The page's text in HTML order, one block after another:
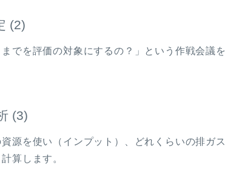
(2)
でを評価の対象にするの？」という作戦会議を
(3)
源を使い（インプット）、どれくらいの排ガス
算します。